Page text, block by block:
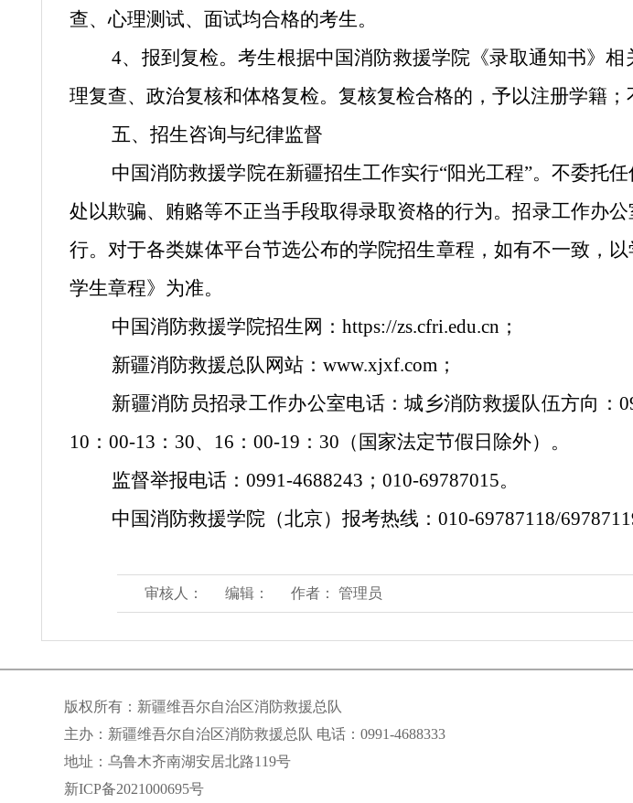
查、心理测试、面试均合格的考生。
4、报到复检。考生根据中国消防救援学院《录取通知书》
理复查、政治复核和体格复检。复核复检合格的，予以注册学籍；
五、招生咨询与纪律监督
中国消防救援学院在新疆招生工作实行“阳光工程”。不委托
处以欺骗、贿赂等不正当手段取得录取资格的行为。招录工作办
行。对于各类媒体平台节选公布的学院招生章程，如有不一致，
学生章程》为准。
中国消防救援学院招生网：https://zs.cfri.edu.cn；
新疆消防救援总队网站：www.xjxf.com；
新疆消防员招录工作办公室电话：城乡消防救援队伍方向：
10：00-13：30、16：00-19：30（国家法定节假日除外）。
监督举报电话：0991-4688243；010-69787015。
中国消防救援学院（北京）报考热线：010-69787118/
审核人： 编辑： 作者： 管理员
版权所有：新疆维吾尔自治区消防救援总队
主办：新疆维吾尔自治区消防救援总队 电话：0991-4688333
地址：乌鲁木齐南湖安居北路119号
新ICP备2021000695号